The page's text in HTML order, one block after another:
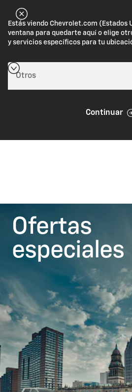
Estás viendo Chevrolet.com (Estados
ventana para quedarte aquí o elige
y servicios específicos para tu
Continuar
Ofertas
especiales